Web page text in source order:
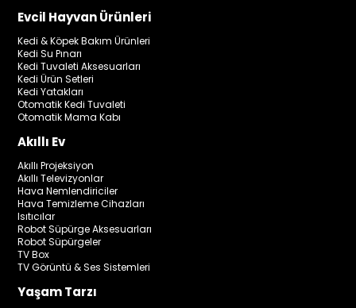
Evcil Hayvan Ürünleri
Kedi & Köpek Bakım Ürünleri
Kedi Su Pınarı
Kedi Tuvaleti Aksesuarları
Kedi Ürün Setleri
Kedi Yatakları
Otomatik Kedi Tuvaleti
Otomatik Mama Kabı
Akıllı Ev
Akıllı Projeksiyon
Akıllı Televizyonlar
Hava Nemlendiriciler
Hava Temizleme Cihazları
Isıtıcılar
Robot Süpürge Aksesuarları
Robot Süpürgeler
TV Box
TV Görüntü & Ses Sistemleri
Yaşam Tarzı